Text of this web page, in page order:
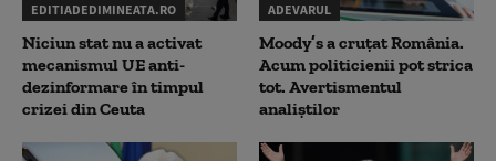
EDITIADEDIMINEATA.RO
Niciun stat nu a activat
mecanismul UE anti-
dezinformare în timpul
crizei din Ceuta
ADEVARUL
Moody’s a cruțat România.
Acum politicienii pot strica
tot. Avertismentul
analiștilor